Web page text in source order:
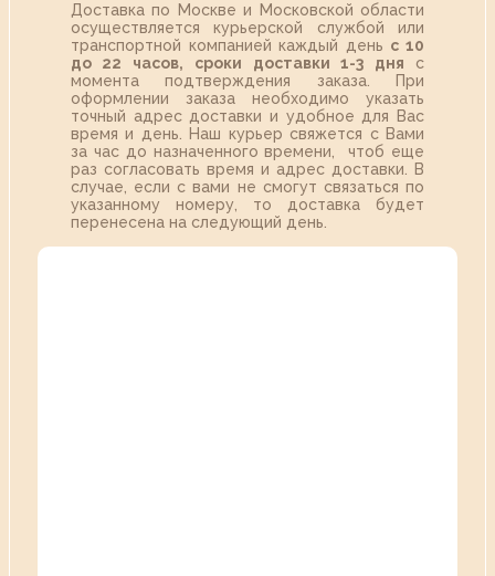
Доставка по Москве и Московской области
осуществляется курьерской службой или
транспортной компанией каждый день с 10
до 22 часов,
сроки доставки 1-3 дня с
момента подтверждения заказа. При
оформлении заказа необходимо указать
точный адрес доставки и удобное для Вас
время и день. Наш курьер свяжется с Вами
за час до назначенного времени, чтоб еще
раз согласовать время и адрес доставки. В
случае, если с вами не смогут связаться по
указанному номеру, то доставка будет
перенесена на следующий день.